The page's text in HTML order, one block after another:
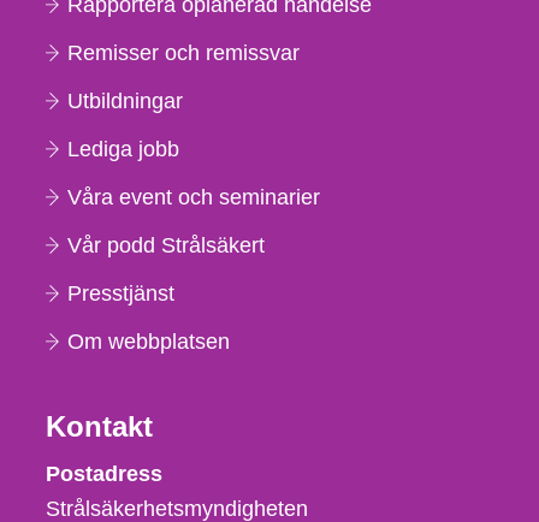
Rapportera oplanerad händelse
Remisser och remissvar
Utbildningar
Lediga jobb
Våra event och seminarier
Vår podd Strålsäkert
Presstjänst
Om webbplatsen
Kontakt
Strålsäkerhetsmyndigheten
Postadress
Strålsäkerhetsmyndigheten